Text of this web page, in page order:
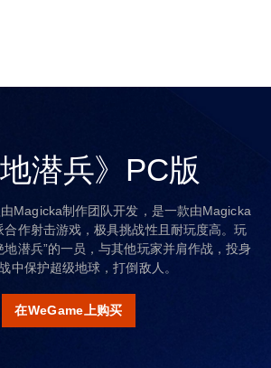
地潜兵》PC版
由Magicka制作团队开发，是一款由Magicka
合作射击游戏，极具挑战性且耐玩度高。玩
地潜兵”的一员，与其他玩家并肩作战，投身
中保护超级地球，打倒敌人。
在WeGame上购买